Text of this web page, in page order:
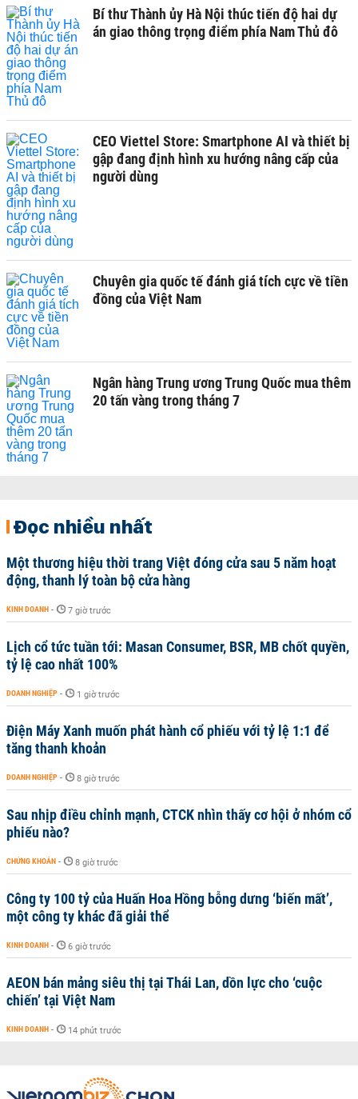
Bí thư Thành ủy Hà Nội thúc tiến độ hai dự
án giao thông trọng điểm phía Nam Thủ đô
CEO Viettel Store: Smartphone AI và thiết bị
gập đang định hình xu hướng nâng cấp của
người dùng
Chuyên gia quốc tế đánh giá tích cực về tiền
đồng của Việt Nam
Ngân hàng Trung ương Trung Quốc mua thêm
20 tấn vàng trong tháng 7
Đọc nhiều nhất
Một thương hiệu thời trang Việt đóng cửa sau 5 năm hoạt
động, thanh lý toàn bộ cửa hàng
KINH DOANH - 7 giờ trước
Lịch cổ tức tuần tới: Masan Consumer, BSR, MB chốt quyền,
tỷ lệ cao nhất 100%
DOANH NGHIỆP - 1 giờ trước
Điện Máy Xanh muốn phát hành cổ phiếu với tỷ lệ 1:1 để
tăng thanh khoản
DOANH NGHIỆP - 8 giờ trước
Sau nhịp điều chỉnh mạnh, CTCK nhìn thấy cơ hội ở nhóm cổ
phiếu nào?
CHỨNG KHOÁN - 8 giờ trước
Công ty 100 tỷ của Huấn Hoa Hồng bỗng dưng ‘biến mất’,
một công ty khác đã giải thể
KINH DOANH - 6 giờ trước
AEON bán mảng siêu thị tại Thái Lan, dồn lực cho ‘cuộc
chiến’ tại Việt Nam
KINH DOANH - 14 phút trước